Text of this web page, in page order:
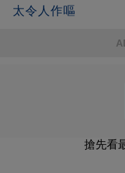
太令人作嘔
搶先看